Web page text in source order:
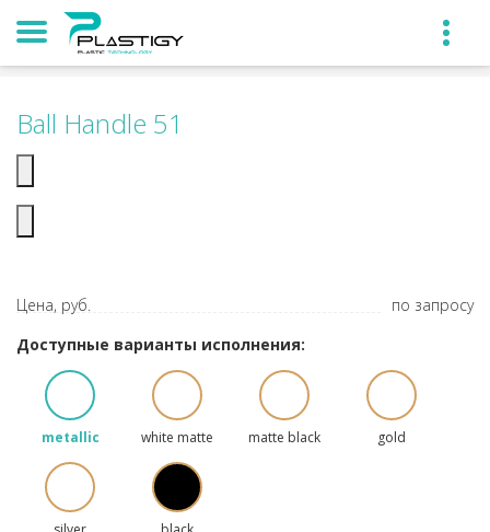
Ball Handle 51
Цена, руб.
по запросу
Доступные варианты исполнения:
metallic white matte matte black gold